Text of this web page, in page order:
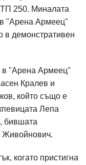
250. Миналата
в "Арена Армеец"
демонстративен
в "Арена Армеец"
Кралев и
който също е
Лепа
бившата
Живойнович.
когато пристигна